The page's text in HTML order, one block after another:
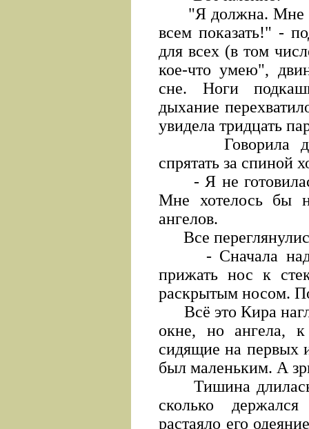
"Я должна. Мне
всем показать!" -
для всех (в том
кое-что умею",
сне. Ноги
дыхание
увидела тридцать
Говорила
спрятать за спиной
- Я не
Мне хотелось бы
ангелов.
Все
- Сначала надо
прижать нос к
раскрытым носом.
Всё это Кира
окне, но ангела,
сидящие на первых
был маленьким. А
Тишина длилась
сколько
растаяло его